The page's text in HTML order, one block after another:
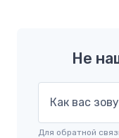
Не
Как вас
Для обратной